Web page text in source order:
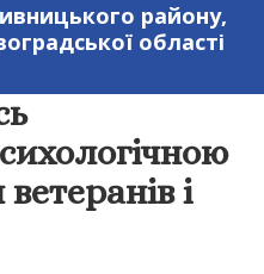
району,
області
і